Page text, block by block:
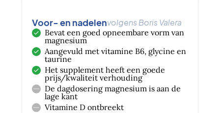
Voor- en nadelenvolgens Boris Valera
Bevat een goed opneembare vorm van
magnesium
Aangevuld met vitamine B6, glycine en
taurine
Het supplement heeft een goede
prijs/kwaliteit verhouding
De dagdosering magnesium is aan de
lage kant
Vitamine D ontbreekt